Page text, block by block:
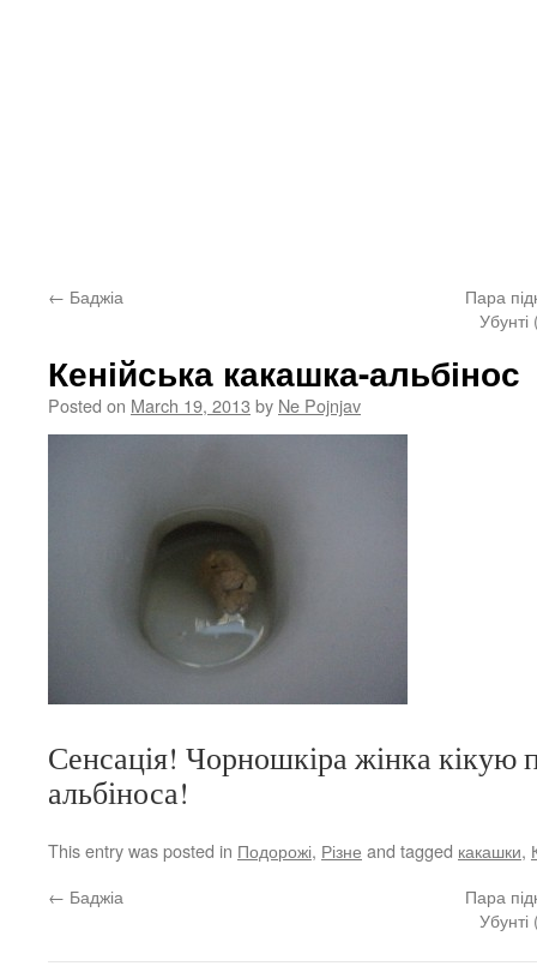
← Баджіа
Пара
Кенійська какашка-альбінос
Posted on March 19, 2013 by Ne Pojnjav
Сенсація! Чорношкіра жінка кікую
альбіноса!
This entry was posted in Подорожі, Різне and tagged какашки,
← Баджіа
Пара